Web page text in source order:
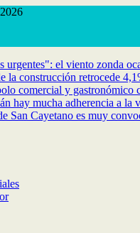
urgentes": el viento zonda
la construcción retrocede
comercial y gastronómico
hay mucha adherencia a la
San Cayetano es muy